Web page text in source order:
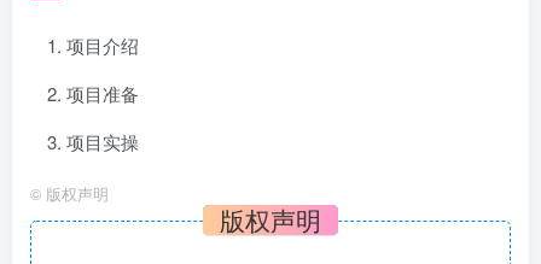
项目介绍
项目准备
项目实操
© 版权声明
版权声明